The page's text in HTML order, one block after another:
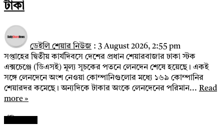
টাকা
ডেইলি শেয়ার নিউজ : 3 August 2026, 2:55 pm
সপ্তাহের দ্বিতীয় কার্যদিবসে দেশের প্রধান শেয়ারবাজার ঢাকা স্টক
এক্সচেঞ্জে (ডিএসই) মূল্য সূচকের পতনে লেনদেন শেষে হয়েছে। একই
সঙ্গে লেনদেনে অংশ নেওয়া কোম্পানিগুলোর মধ্যে ১৬৯ কোম্পানির
শেয়ারদর কমেছে। অন্যদিকে টাকার অংকে লেনদেনের পরিমান... Read
more »